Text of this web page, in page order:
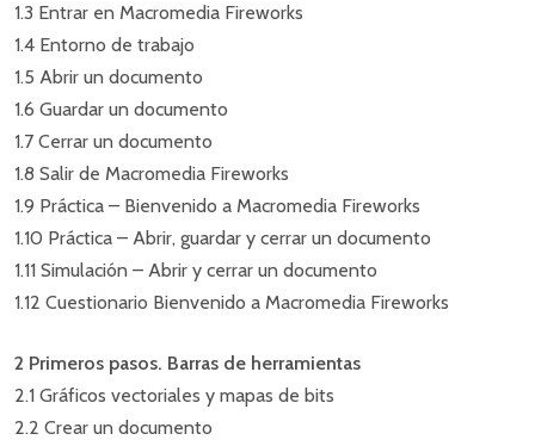
1.3 Entrar en Macromedia Fireworks
1.4 Entorno de trabajo
1.5 Abrir un documento
1.6 Guardar un documento
1.7 Cerrar un documento
1.8 Salir de Macromedia Fireworks
1.9 Práctica – Bienvenido a Macromedia Fireworks
1.10 Práctica – Abrir, guardar y cerrar un documento
1.11 Simulación – Abrir y cerrar un documento
1.12 Cuestionario Bienvenido a Macromedia Fireworks
2 Primeros pasos. Barras de herramientas
2.1 Gráficos vectoriales y mapas de bits
2.2 Crear un documento
No hay comentarios aún.
SÉ EL PRIMERO EN COMENTAR
“FIREWORKS MX”